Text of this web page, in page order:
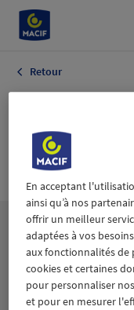
Retour
Automobile
Les
Aidants
En acceptant
ainsi qu’à nos
offrir un meilleur
adaptées à vos
aux fonctionnalités de
cookies et certaines
pour personnaliser
et pour en mesurer